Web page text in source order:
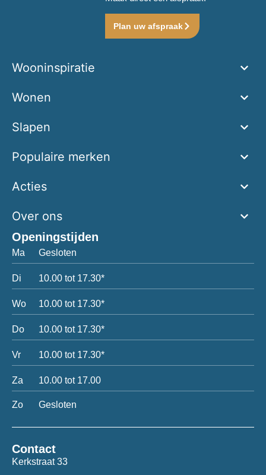
Plan uw afspraak
Wooninspiratie
Wonen
Slapen
Populaire merken
Acties
Over ons
Openingstijden
Ma Gesloten
Di 10.00 tot 17.30*
Wo 10.00 tot 17.30*
Do 10.00 tot 17.30*
Vr 10.00 tot 17.30*
Za 10.00 tot 17.00
Zo Gesloten
Contact
Kerkstraat 33